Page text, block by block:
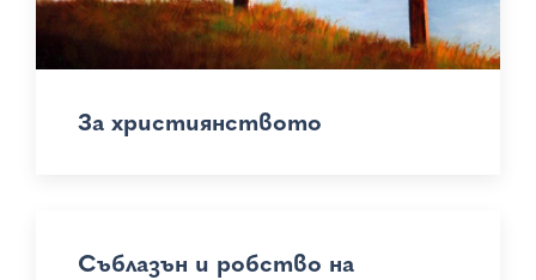
За християнството
Съблазън и робство на